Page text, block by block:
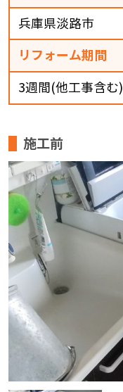
兵庫県淡路市
リフォーム期間
3週間(他工事含む)
施工前